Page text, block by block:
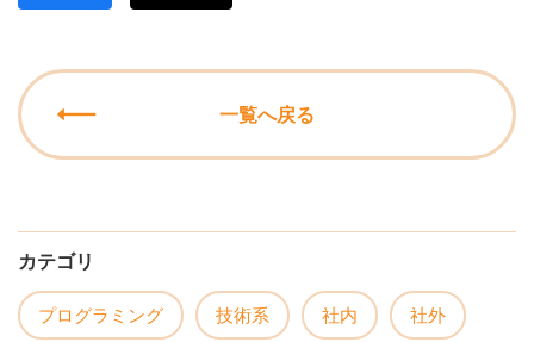
一覧へ戻る
カテゴリ
プログラミング 技術系 社内 社外